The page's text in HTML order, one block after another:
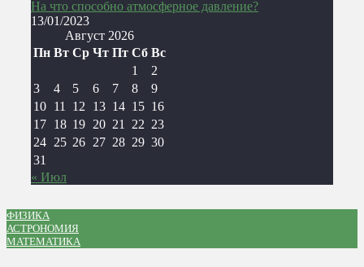
На что способно атмосферное давление?
13/01/2023
Август 2026
Пн Вт Ср Чт Пт Сб Вс
1
2
3
4 5 6 7 8
9
10 11 12 13 14 15 16
17 18 19 20 21 22 23
24 25 26 27 28 29 30
31
« Июл
ФИЗИКА
АСТРОНОМИЯ
МАТЕМАТИКА